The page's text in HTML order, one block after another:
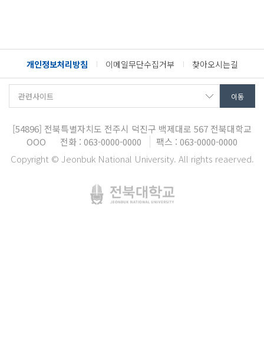
개인정보처리방침 이메일무단수집거부 찾아오시는길
[54896] 전북특별자치도 전주시 덕진구 백제대로 567 전북대학교
OOO
전화 : 063-0000-0000
팩스 : 063-0000-0000
Copyright © Jeonbuk National University. All rights reaerved.